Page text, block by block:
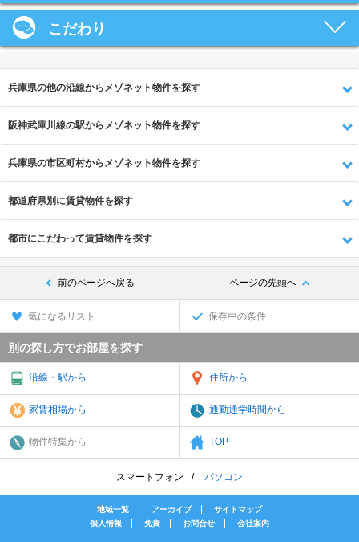
こだわり
兵庫県の他の沿線からメゾネット物件を探す
阪神武庫川線の駅からメゾネット物件を探す
兵庫県の市区町村からメゾネット物件を探す
都道府県別に賃貸物件を探す
都市にこだわって賃貸物件を探す
前のページへ戻る ページの先頭へ
気になるリスト 保存中の条件
別の探し方でお部屋を探す
沿線・駅から 住所から
家賃相場から 通勤通学時間から
物件特集から TOP
スマートフォン パソコン
地域一覧 アーカイブ
サイトマップ
個人情報
免責 お問合せ 会社案内